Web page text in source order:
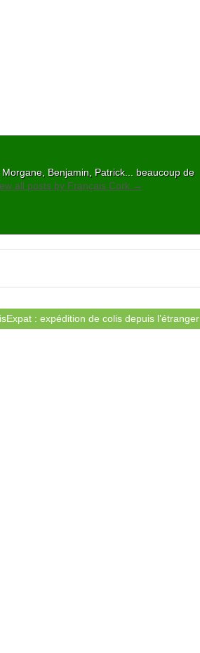
Benjamin, Patrick... beaucoup de
all posts by Français Cork →
: expédition de colis depuis